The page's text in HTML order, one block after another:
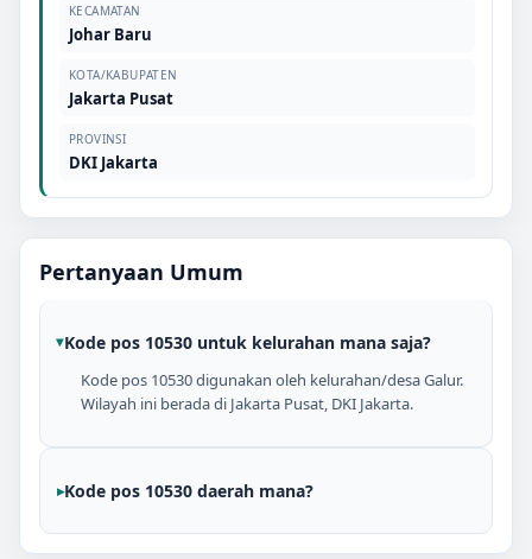
KECAMATAN
Johar Baru
KOTA/KABUPATEN
Jakarta Pusat
PROVINSI
DKI Jakarta
Pertanyaan Umum
Kode pos 10530 untuk kelurahan mana saja?
Kode pos 10530 digunakan oleh kelurahan/desa Galur.
Wilayah ini berada di Jakarta Pusat, DKI Jakarta.
Kode pos 10530 daerah mana?